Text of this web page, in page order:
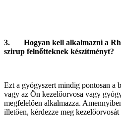
3. Hogyan kell alkalmazni a
szirup felnőtteknek készítményt?
Ezt a gyógyszert mindig pontosan a
vagy az Ön kezelőorvosa vagy
megfelelően alkalmazza.
illetően, kérdezze meg